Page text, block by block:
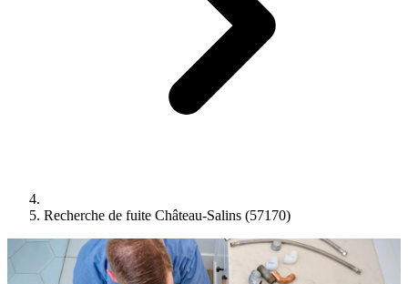
Recherche de fuite Château-Salins (57170)